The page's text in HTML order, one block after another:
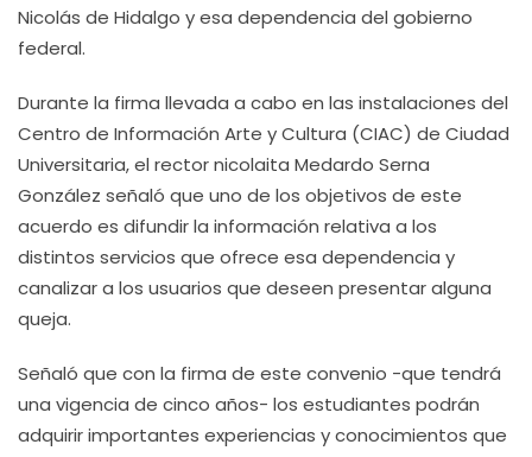
Nicolás de Hidalgo y esa dependencia del gobierno
federal.
Durante la firma llevada a cabo en las instalaciones del
Centro de Información Arte y Cultura (CIAC) de Ciudad
Universitaria, el rector nicolaita Medardo Serna
González señaló que uno de los objetivos de este
acuerdo es difundir la información relativa a los
distintos servicios que ofrece esa dependencia y
canalizar a los usuarios que deseen presentar alguna
queja.
Señaló que con la firma de este convenio -que tendrá
una vigencia de cinco años- los estudiantes podrán
adquirir importantes experiencias y conocimientos que